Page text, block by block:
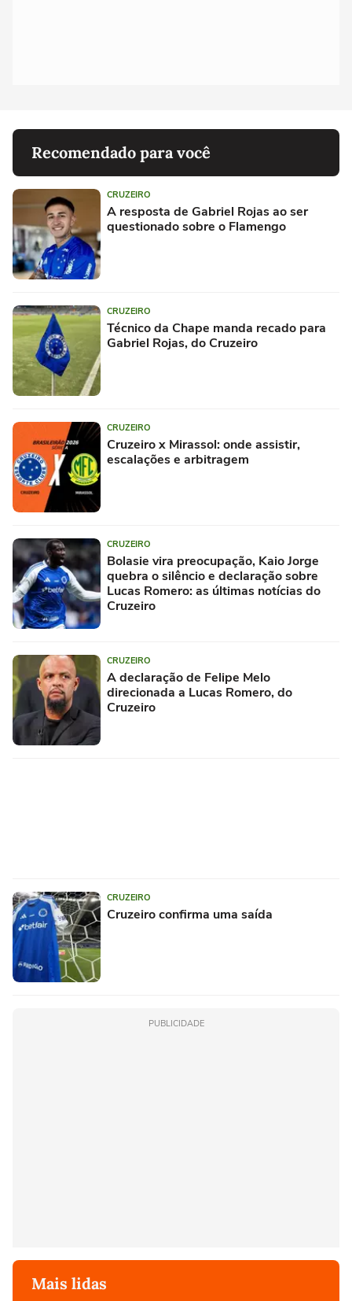
Recomendado para você
CRUZEIRO
A resposta de Gabriel Rojas ao ser
questionado sobre o Flamengo
CRUZEIRO
Técnico da Chape manda recado para
Gabriel Rojas, do Cruzeiro
CRUZEIRO
Cruzeiro x Mirassol: onde assistir,
escalações e arbitragem
CRUZEIRO
Bolasie vira preocupação, Kaio Jorge
quebra o silêncio e declaração sobre
Lucas Romero: as últimas notícias do
Cruzeiro
CRUZEIRO
A declaração de Felipe Melo
direcionada a Lucas Romero, do
Cruzeiro
CRUZEIRO
Cruzeiro confirma uma saída
PUBLICIDADE
Mais lidas